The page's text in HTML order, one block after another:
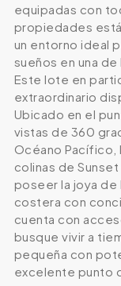
equipadas con
propiedades
un entorno ideal
sueños en una
Este lote en
extraordinario
Ubicado en el
vistas de 360
Océano Pacífico,
colinas de
poseer la joya de
costera con
cuenta con
busque vivir a
pequeña con
excelente punto